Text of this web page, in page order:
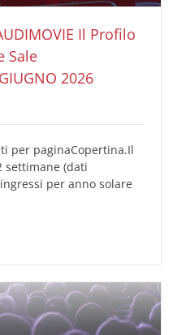
Il Profilo
Sale
2026
per paginaCopertina.Il
settimane (dati
per anno solare